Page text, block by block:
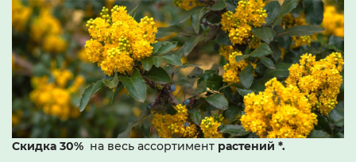
Скидка 30% на весь ассортимент растений *.